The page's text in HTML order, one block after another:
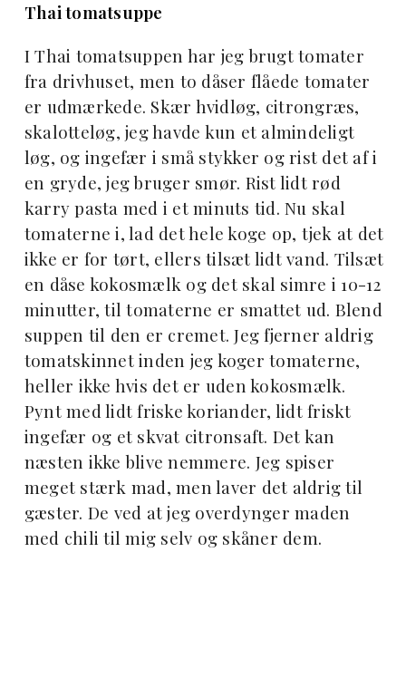
Thai tomatsuppe
I Thai tomatsuppen har jeg brugt tomater
fra drivhuset, men to dåser flåede tomater
er udmærkede. Skær hvidløg, citrongræs,
skalotteløg, jeg havde kun et almindeligt
løg, og ingefær i små stykker og rist det af i
en gryde, jeg bruger smør. Rist lidt rød
karry pasta med i et minuts tid. Nu skal
tomaterne i, lad det hele koge op, tjek at det
ikke er for tørt, ellers tilsæt lidt vand. Tilsæt
en dåse kokosmælk og det skal simre i 10-12
minutter, til tomaterne er smattet ud. Blend
suppen til den er cremet. Jeg fjerner aldrig
tomatskinnet inden jeg koger tomaterne,
heller ikke hvis det er uden kokosmælk.
Pynt med lidt friske koriander, lidt friskt
ingefær og et skvat citronsaft. Det kan
næsten ikke blive nemmere. Jeg spiser
meget stærk mad, men laver det aldrig til
gæster. De ved at jeg overdynger maden
med chili til mig selv og skåner dem.